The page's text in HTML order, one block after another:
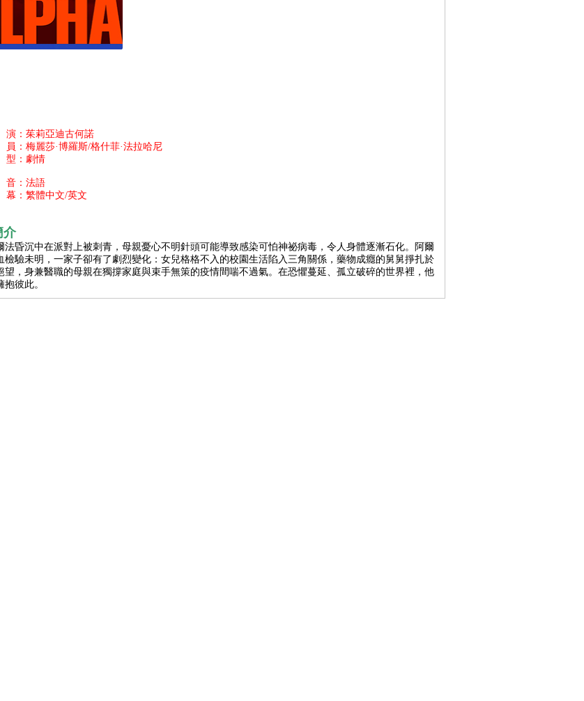
茱莉亞迪古何諾
麗莎·博羅斯/格什菲·法拉哈尼
劇情
法語
繁體中文/英文
介
法昏沉中在派對上被刺青，母親憂心不明針頭可能導致感染可怕神祕病毒，令人身體逐漸石化。阿爾
檢驗未明，一家子卻有了劇烈變化：女兒格格不入的校園生活陷入三角關係，藥物成癮的舅舅掙扎於
望，身兼醫職的母親在獨撐家庭與束手無策的疫情間喘不過氣。在恐懼蔓延、孤立破碎的世界裡，他
彼此。